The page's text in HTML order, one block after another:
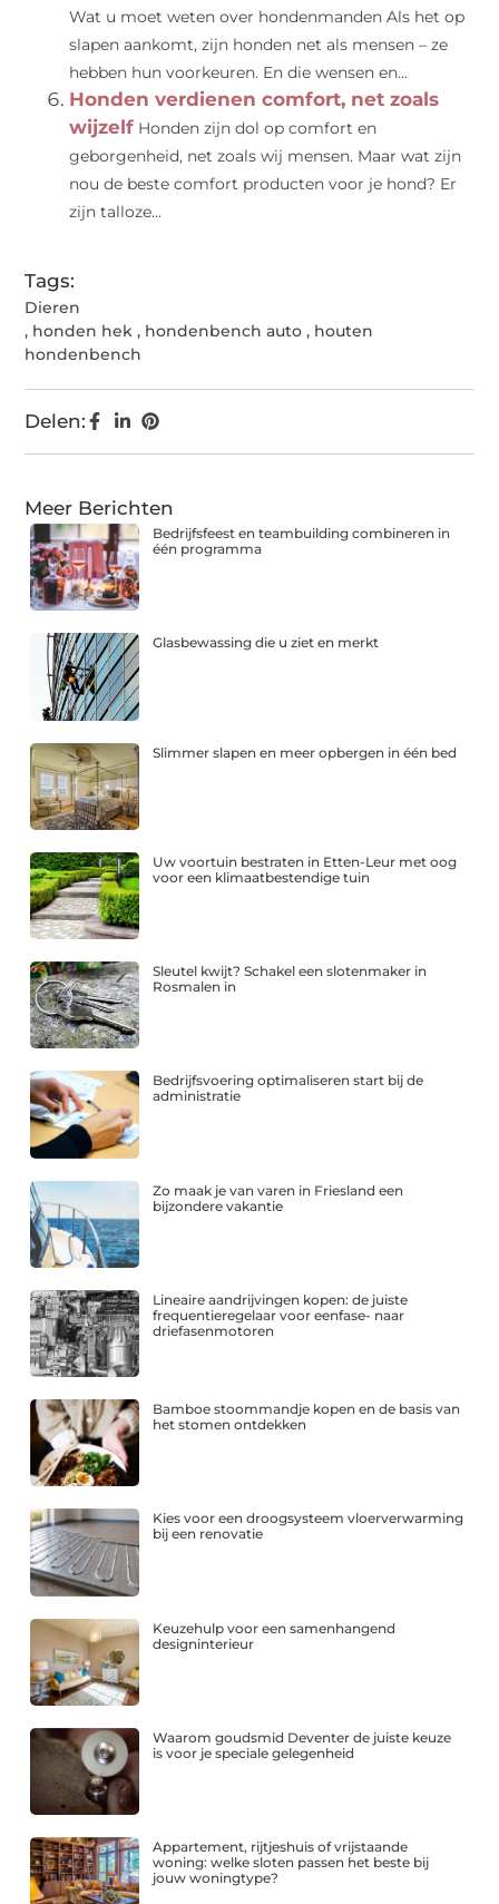
Wat u moet weten over hondenmanden Als het op
slapen aankomt, zijn honden net als mensen – ze
hebben hun voorkeuren. En die wensen en...
Honden verdienen comfort, net zoals
wijzelf Honden zijn dol op comfort en
geborgenheid, net zoals wij mensen. Maar wat zijn
nou de beste comfort producten voor je hond? Er
zijn talloze...
Tags:
Dieren
, honden hek , hondenbench auto , houten
hondenbench
Delen:
Meer Berichten
Bedrijfsfeest en teambuilding combineren in
één programma
Glasbewassing die u ziet en merkt
Slimmer slapen en meer opbergen in één bed
Uw voortuin bestraten in Etten-Leur met oog
voor een klimaatbestendige tuin
Sleutel kwijt? Schakel een slotenmaker in
Rosmalen in
Bedrijfsvoering optimaliseren start bij de
administratie
Zo maak je van varen in Friesland een
bijzondere vakantie
Lineaire aandrijvingen kopen: de juiste
frequentieregelaar voor eenfase- naar
driefasenmotoren
Bamboe stoommandje kopen en de basis van
het stomen ontdekken
Kies voor een droogsysteem vloerverwarming
bij een renovatie
Keuzehulp voor een samenhangend
designinterieur
Waarom goudsmid Deventer de juiste keuze
is voor je speciale gelegenheid
Appartement, rijtjeshuis of vrijstaande
woning: welke sloten passen het beste bij
jouw woningtype?